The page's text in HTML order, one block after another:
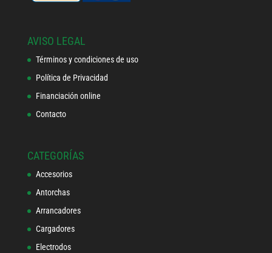
AVISO LEGAL
Términos y condiciones de uso
Política de Privacidad
Financiación online
Contacto
CATEGORÍAS
Accesorios
Antorchas
Arrancadores
Cargadores
Electrodos